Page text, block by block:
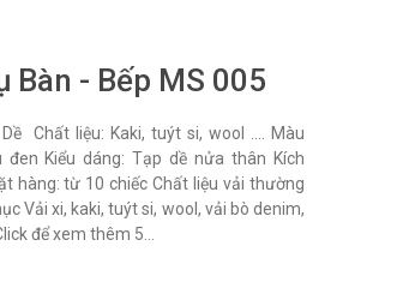
Bàn - Bếp MS 005
Chất liệu: Kaki, tuýt si, wool …. Màu
Kiểu dáng: Tạp dề nửa thân Kích
hàng: từ 10 chiếc Chất liệu vải thường
Vải xi, kaki, tuýt si, wool, vải bò denim,
để xem thêm 5...